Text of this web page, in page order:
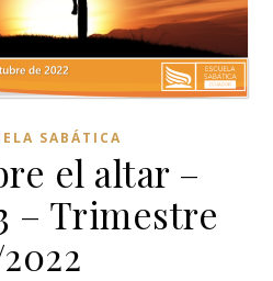
SABÁTICA
el altar –
– Trimestre